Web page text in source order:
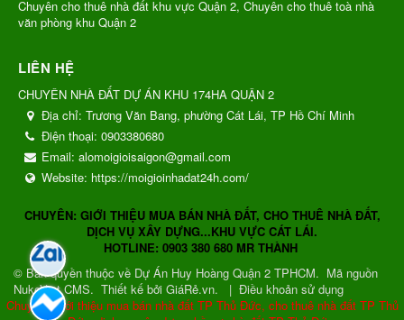
Chuyên cho thuê nhà đất khu vực Quận 2, Chuyên cho thuê toà nhà
văn phòng khu Quận 2
LIÊN HỆ
CHUYÊN NHÀ ĐẤT DỰ ÁN KHU 174HA QUẬN 2
Địa chỉ: Trương Văn Bang, phường Cát Lái, TP Hồ Chí Minh
Điện thoại: 0903380680
Email: alomoigioisaigon@gmail.com
Website: https://moigioinhadat24h.com/
CHUYÊN: GIỚI THIỆU MUA BÁN NHÀ ĐẤT, CHO THUÊ NHÀ ĐẤT,
DỊCH VỤ XÂY DỰNG...KHU VỰC CÁT LÁI.
HOTLINE: 0903 380 680 MR THÀNH
© Bản quyền thuộc về Dự Án Huy Hoàng Quận 2 TPHCM. Mã nguồn
NukeViet CMS. Thiết kế bởi GiáRẻ.vn. | Điều khoản sử dụng
Chuyên: Giới thiệu mua bán nhà đất TP Thủ Đức, cho thuê nhà đất TP Thủ